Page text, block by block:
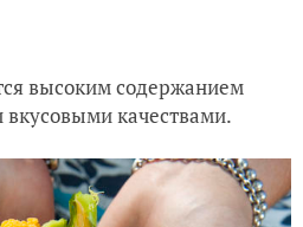
высоким содержанием
качествами.